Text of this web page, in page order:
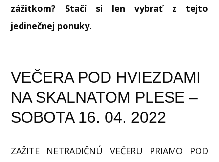
zážitkom? Stačí si len vybrať z tejto
jedinečnej ponuky.
VEČERA POD HVIEZDAMI
NA SKALNATOM PLESE –
SOBOTA 16. 04. 2022
ZAŽITE NETRADIČNÚ VEČERU PRIAMO POD